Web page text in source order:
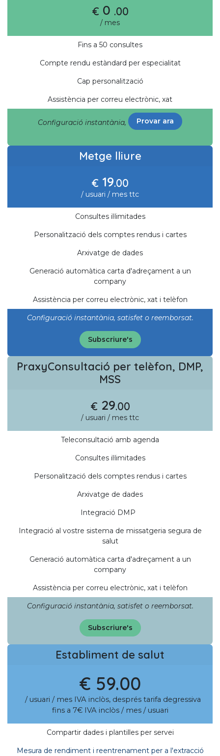
€ 0 .00
/ mes
Fins a 50 consultes
Compte rendu estàndard per especialitat
Cap personalització
Assistència per correu electrònic, xat
Configuració instantània, Provar ara
Metge lliure
€ 19.00
/ usuari / mes ttc
Consultes il·limitades
Personalització dels comptes rendus i cartes
Arxivatge de dades
Generació automàtica carta d'adreçament a un
company
Assistència per correu electrònic, xat i telèfon
Configuració instantània, satisfet o reemborsat.
Subscriure's
PraxyConsultació per telèfon, DMP,
MSS
€ 29.00
/ usuari / mes ttc
Teleconsultació amb agenda
Consultes il·limitades
Personalització dels comptes rendus i cartes
Arxivatge de dades
Integració DMP
Integració al vostre sistema de missatgeria segura de
salut
Generació automàtica carta d'adreçament a un
company
Assistència per correu electrònic, xat i telèfon
Configuració instantània, satisfet o reemborsat.
Subscriure's
Establiment de salut
€ 59.00
/ usuari / mes IVA inclòs, després tarifa degressiva
fins a 7€ IVA inclòs / mes / usuari
Compartir dades i plantilles per servei
Mesura de rendiment i reentrenament per a l'extracció